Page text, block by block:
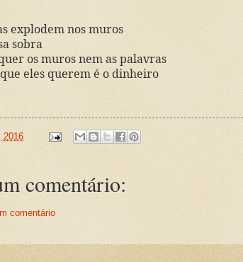
explodem nos muros
sobra
os muros nem as palavras
eles querem é o dinheiro
2016
comentário:
comentário